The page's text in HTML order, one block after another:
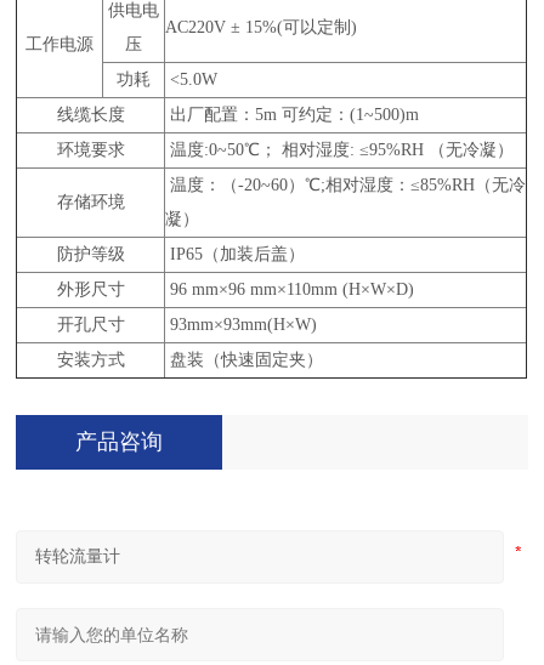
工作电源
供电电
压
AC220V ± 15%(可以定制)
功耗
<5.0W
线缆长度
出厂配置：5m 可约定：(1~500)m
环境要求
温度:0~50℃； 相对湿度: ≤95%RH （无冷凝）
存储环境
温度：（-20~60）℃;相对湿度：≤85%RH（无冷
凝）
防护等级
IP65（加装后盖）
外形尺寸
96 mm×96 mm×110mm (H×W×D)
开孔尺寸
93mm×93mm(H×W)
安装方式
盘装（快速固定夹）
产品咨询